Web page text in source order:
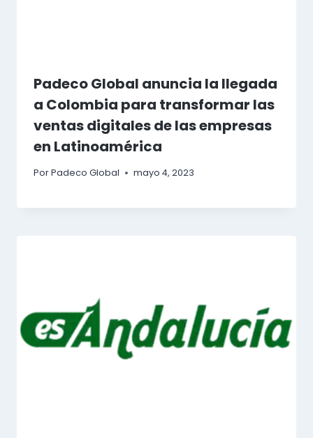
Padeco Global anuncia la llegada
a Colombia para transformar las
ventas digitales de las empresas
en Latinoamérica
PorPadeco Global mayo 4, 2023